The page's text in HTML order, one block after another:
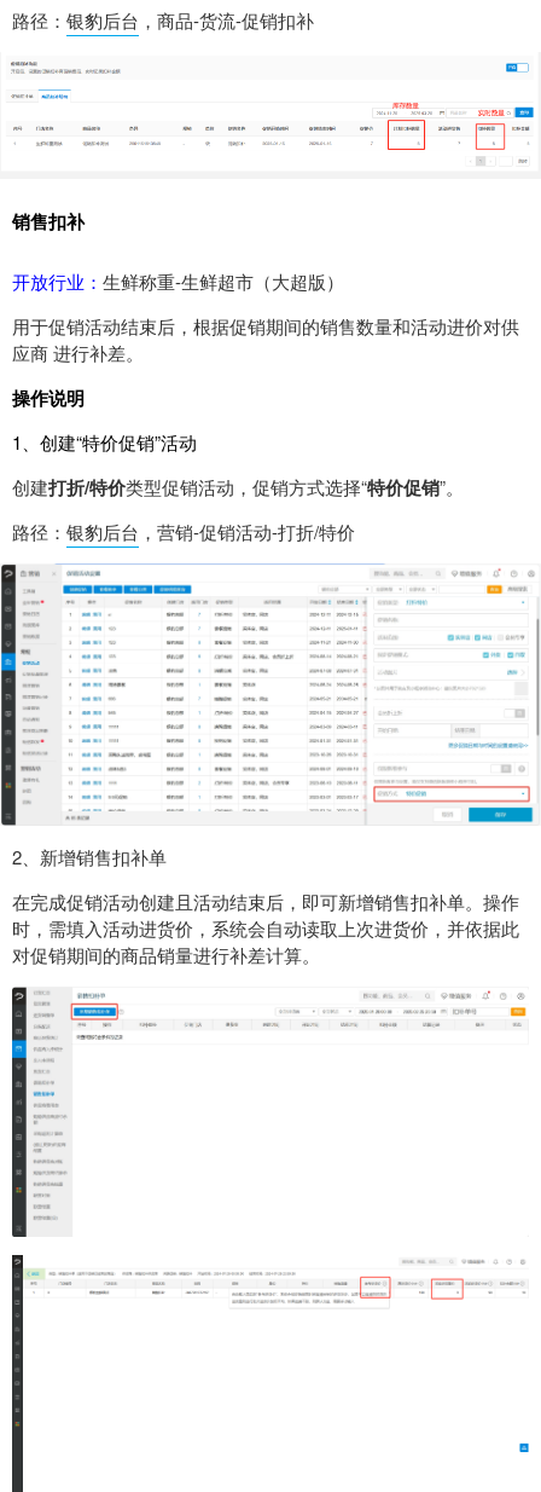
路径： 银豹后台 ，商品-货流-促销扣补
销售扣补
开放行业： 生鲜称重-生鲜超市（大超版）
用于促销活动结束后，根据促销期间的销售数量和活动进价对供
应商 进行补差。
操作说明
1、创建“特价促销”活动
创建打折/特价类型促销活动，促销方式选择“特价促销”。
路径： 银豹后台 ，营销-促销活动-打折/特价
2、新增销售扣补单
在完成促销活动创建且活动结束后，即可新增销售扣补单。操作
时，需填入活动进货价，系统会自动读取上次进货价，并依据此
对促销期间的商品销量进行补差计算。